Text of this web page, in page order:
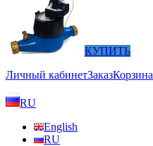
КУПИТЬ
Личный кабинетЗаказКорзина
RU
English
RU